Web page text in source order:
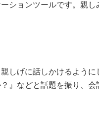
ションツールです。親
しげに話しかけるよう
』などと話題を振り、会